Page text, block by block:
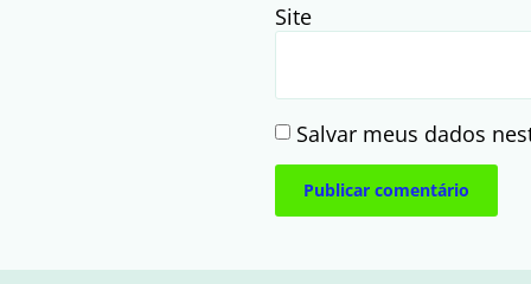
Site
Salvar meus dados